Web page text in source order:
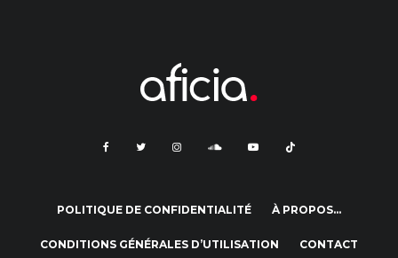
POLITIQUE DE CONFIDENTIALITÉ À PROPOS…
CONDITIONS GÉNÉRALES D’UTILISATION CONTACT